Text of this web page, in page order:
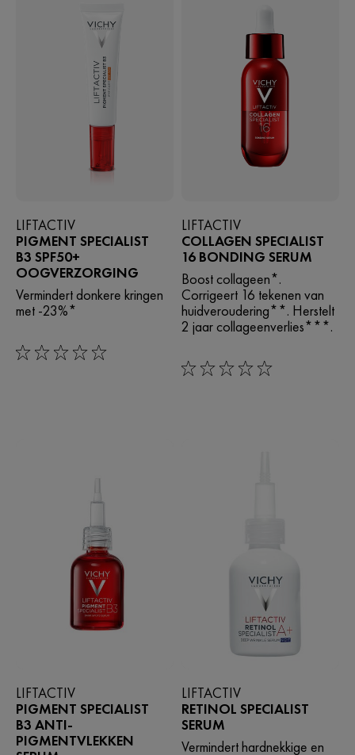
LIFTACTIV
PIGMENT SPECIALIST
B3 SPF50+
OOGVERZORGING
Vermindert donkere kringen
met -23%*​
0/5
LIFTACTIV
COLLAGEN SPECIALIST
16 BONDING SERUM
Boost collageen*.
Corrigeert 16 tekenen van
huidveroudering**. Herstelt
2 jaar collageenverlies***.
0/5
LIFTACTIV
PIGMENT SPECIALIST
B3 ANTI-
PIGMENTVLEKKEN
LIFTACTIV
RETINOL SPECIALIST
SERUM
Vermindert hardnekkige en